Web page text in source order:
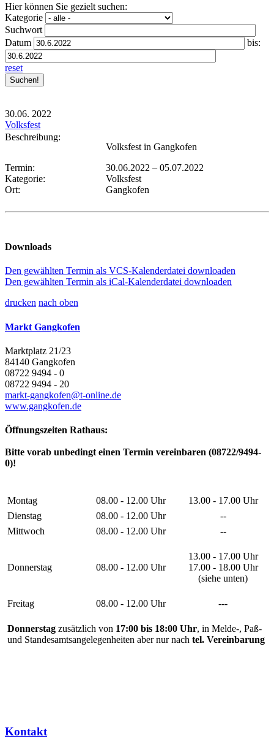
Hier können Sie gezielt suchen:
Kategorie
Suchwort
Datum
bis:
reset
30.06. 2022
Volksfest
Beschreibung:
Volksfest in Gangkofen
Termin:
30.06.2022 – 05.07.2022
Kategorie:
Volksfest
Ort:
Gangkofen
Downloads
Den gewählten Termin als VCS-Kalenderdatei downloaden
Den gewählten Termin als iCal-Kalenderdatei downloaden
drucken nach oben
Markt Gangkofen
Marktplatz 21/23
84140 Gangkofen
08722 9494 - 0
08722 9494 - 20
markt-gangkofen@t-online.de
www.gangkofen.de
Öffnungszeiten Rathaus:
Bitte vorab unbedingt einen Termin vereinbaren (08722/9494-
0)!
Montag 08.00 - 12.00 Uhr
13.00 - 17.00 Uhr
Dienstag
08.00 - 12.00 Uhr
--
Mittwoch
08.00 - 12.00 Uhr --
Donnerstag 08.00 - 12.00 Uhr
13.00 - 17.00 Uhr
17.00 - 18.00 Uhr
(siehe unten)
Freitag 08.00 - 12.00 Uhr ---
Donnerstag zusätzlich von 17:00 bis 18:00 Uhr, in Melde-, Paß-
und Standesamtsangelegenheiten aber nur nach tel. Vereinbarung
Kontakt